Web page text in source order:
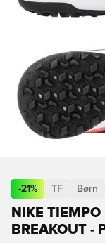
-21% TF Børn
NIKE
BREAKOUT -